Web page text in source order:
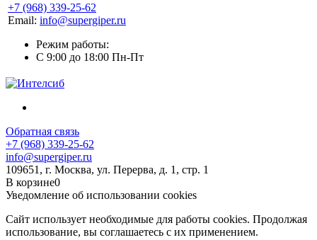
+7 (968) 339-25-62
Email: info@supergiper.ru
Режим работы:
C 9:00 до 18:00 Пн-Пт
Обратная связь
+7 (968) 339-25-62
info@supergiper.ru
109651, г. Москва, ул. Перерва, д. 1, стр. 1
В корзине0
Уведомление об использовании cookies
Сайт использует необходимые для работы cookies. Продолжая
использование, вы соглашаетесь с их применением.